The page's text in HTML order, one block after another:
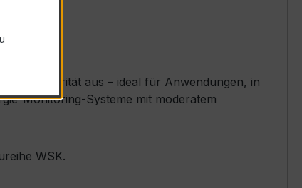
Linearität aus – ideal für Anwendungen, in
Monitoring-Systeme mit moderatem
WSK.